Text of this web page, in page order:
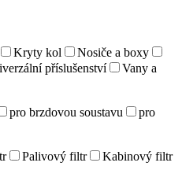
Kryty kol
Nosiče a boxy
příslušenství
Vany a
pro brzdovou soustavu
pro
Palivový filtr
Kabinový filtr